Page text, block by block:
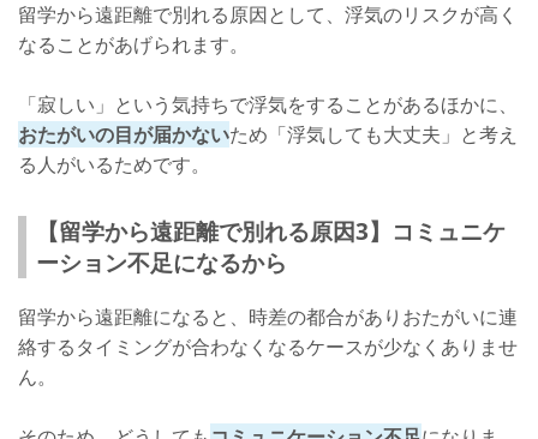
留学から遠距離で別れる原因として、浮気のリスクが高く
なることがあげられます。
「寂しい」という気持ちで浮気をすることがあるほかに、
おたがいの目が届かないため「浮気しても大丈夫」と考え
る人がいるためです。
【留学から遠距離で別れる原因3】コミュニケ
ーション不足になるから
留学から遠距離になると、時差の都合がありおたがいに連
絡するタイミングが合わなくなるケースが少なくありませ
ん。